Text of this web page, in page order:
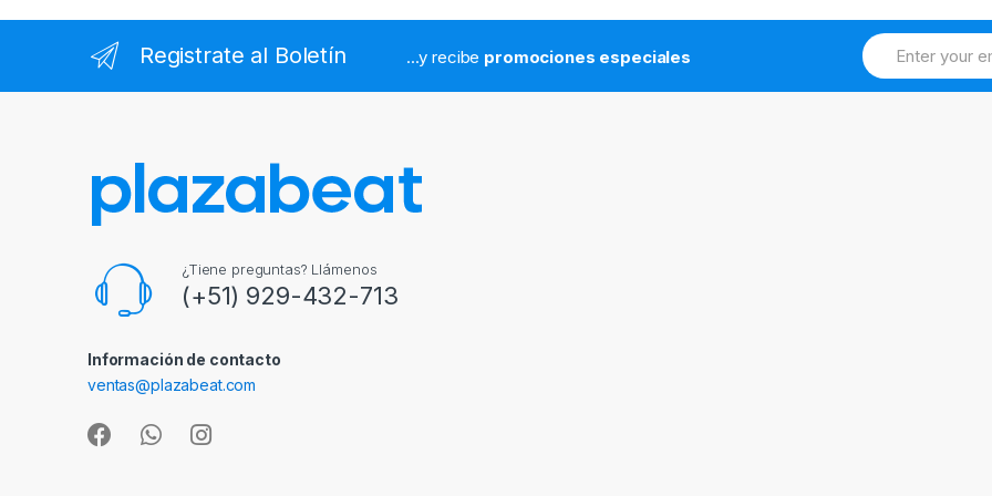
Registrate al Boletín ...y recibe promociones especiales
¿Tiene preguntas? Llámenos
(+51) 929-432-713
Información de contacto
ventas@plazabeat.com